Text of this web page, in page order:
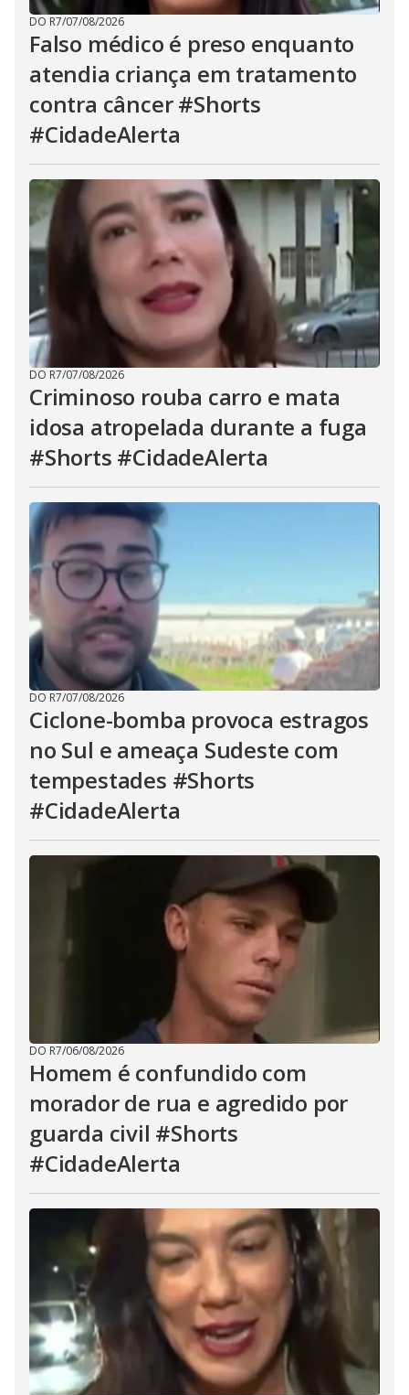
DO R7/07/08/2026
Falso médico é preso enquanto
atendia criança em tratamento
contra câncer #Shorts
#CidadeAlerta
DO R7/07/08/2026
Criminoso rouba carro e mata
idosa atropelada durante a fuga
#Shorts #CidadeAlerta
DO R7/07/08/2026
Ciclone-bomba provoca estragos
no Sul e ameaça Sudeste com
tempestades #Shorts
#CidadeAlerta
DO R7/06/08/2026
Homem é confundido com
morador de rua e agredido por
guarda civil #Shorts
#CidadeAlerta